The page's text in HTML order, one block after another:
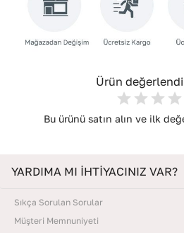
Deri Cinsi:Dana Deri
Ürün
Bu ürünü satın alın ve ilk
YARDIMA MI İHTİYACINIZ VAR?
Sıkça Sorulan Sorular
Müşteri Memnuniyeti